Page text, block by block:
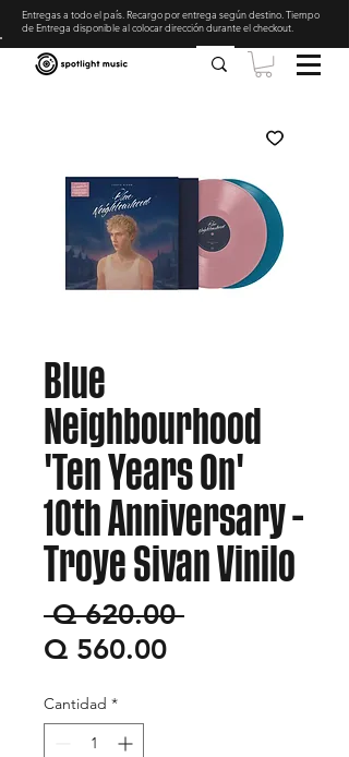
Entregas a todo el país. Recargo por entrega según destino. Tiempo
de Entrega disponible al colocar dirección durante el checkout
Blue
Neighbourhood
'Ten Years On'
10th Anniversary -
Troye Sivan Vinilo
Q 620.00 Precio
Q 560.00Precio
Cantidad *